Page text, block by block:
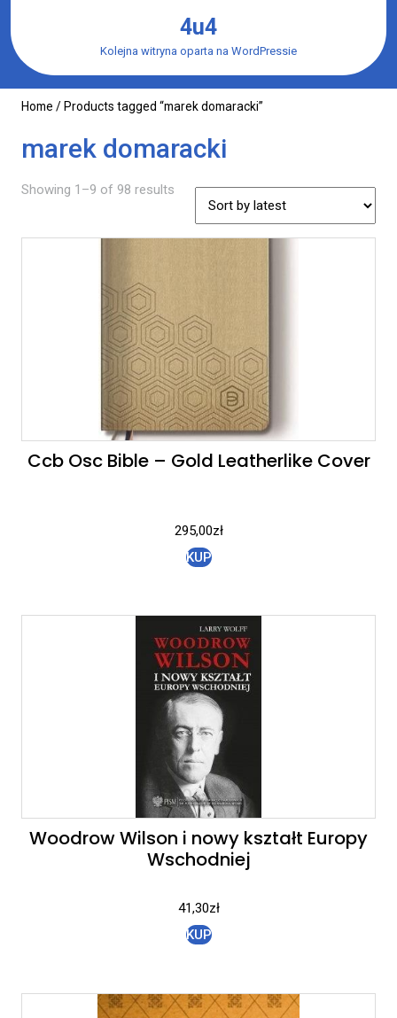
content
4u4
Kolejna witryna oparta na WordPressie
Home / Products tagged “marek domaracki”
marek domaracki
Showing 1–9 of 98 results
Ccb Osc Bible – Gold Leatherlike Cover
295,00zł
KUP
Woodrow Wilson i nowy kształt Europy
Wschodniej
41,30zł
KUP